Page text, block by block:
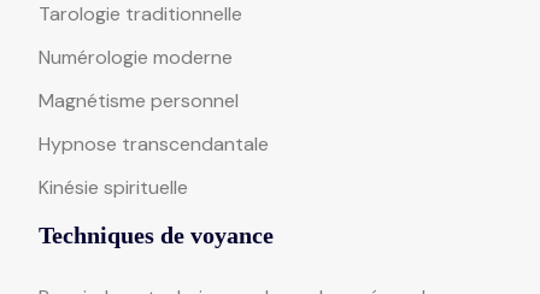
Tarologie traditionnelle
Numérologie moderne
Magnétisme personnel
Hypnose transcendantale
Kinésie spirituelle
Techniques de voyance